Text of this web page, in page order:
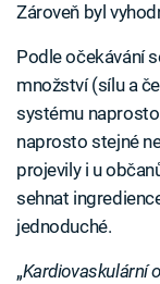
Zároveň byl
Podle očekávání
množství (sílu a
systému naprosto
naprosto stejné
projevily i u
sehnat
jednoduché.
„Kardiovaskulární